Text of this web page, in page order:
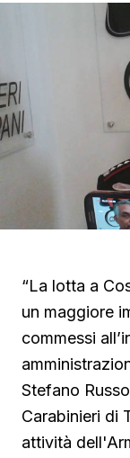
“La lotta a
un maggiore
commessi
Stefano
Carabinieri di
attività